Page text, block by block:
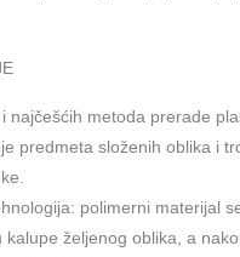
najčešćih metoda prerade
predmeta složenih oblika i
polimerni materijal
željenog oblika, a